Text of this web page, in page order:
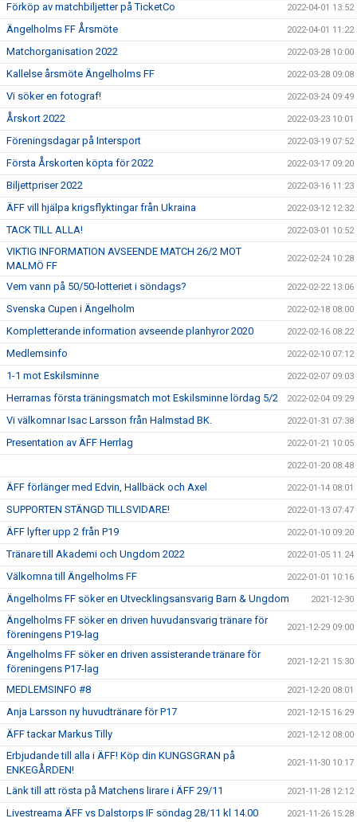
Förköp av matchbiljetter på TicketCo 2022-04-01 13:52
Ängelholms FF Årsmöte 2022-04-01 11:22
Matchorganisation 2022 2022-03-28 10:00
Kallelse årsmöte Ängelholms FF 2022-03-28 09:08
Vi söker en fotograf! 2022-03-24 09:49
Årskort 2022 2022-03-23 10:01
Föreningsdagar på Intersport 2022-03-19 07:52
Första Årskorten köpta för 2022 2022-03-17 09:20
Biljettpriser 2022 2022-03-16 11:23
ÄFF vill hjälpa krigsflyktingar från Ukraina 2022-03-12 12:32
TACK TILL ALLA! 2022-03-01 10:52
VIKTIG INFORMATION AVSEENDE MATCH 26/2 MOT
MALMÖ FF
2022-02-24 10:28
Vem vann på 50/50-lotteriet i söndags? 2022-02-22 13:06
Svenska Cupen i Ängelholm 2022-02-18 08:00
Kompletterande information avseende planhyror 2020 2022-02-16 08:22
Medlemsinfo 2022-02-10 07:12
1-1 mot Eskilsminne 2022-02-07 09:03
Herrarnas första träningsmatch mot Eskilsminne lördag 5/2 2022-02-04 09:29
Vi välkomnar Isac Larsson från Halmstad BK. 2022-01-31 07:38
Presentation av ÄFF Herrlag 2022-01-21 10:05
2022-01-20 08:48
ÄFF förlänger med Edvin, Hallbäck och Axel 2022-01-14 08:01
SUPPORTEN STÄNGD TILLSVIDARE! 2022-01-13 07:47
ÄFF lyfter upp 2 från P19 2022-01-10 09:20
Tränare till Akademi och Ungdom 2022 2022-01-05 11:24
Välkomna till Ängelholms FF 2022-01-01 10:16
Ängelholms FF söker en Utvecklingsansvarig Barn & Ungdom 2021-12-30
Ängelholms FF söker en driven huvudansvarig tränare för
föreningens P19-lag
2021-12-29 09:00
Ängelholms FF söker en driven assisterande tränare för
föreningens P17-lag
2021-12-21 15:30
MEDLEMSINFO #8 2021-12-20 08:01
Anja Larsson ny huvudtränare för P17 2021-12-15 16:29
ÄFF tackar Markus Tilly 2021-12-12 08:00
Erbjudande till alla i ÄFF! Köp din KUNGSGRAN på
ENKEGÅRDEN!
2021-11-30 10:17
Länk till att rösta på Matchens lirare i ÄFF 29/11 2021-11-28 12:12
Livestreama ÄFF vs Dalstorps IF söndag 28/11 kl 14.00 2021-11-26 15:28